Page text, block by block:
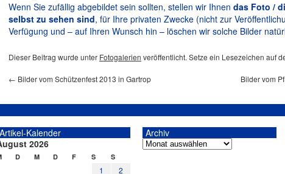
Wenn Sie zufällig abgebildet sein sollten, stellen wir Ihnen das Foto /
selbst zu sehen sind, für Ihre privaten Zwecke (nicht zur
Verfügung und – auf Ihren Wunsch hin – löschen wir solche Bilder
Dieser Beitrag wurde unter Fotogalerien veröffentlicht. Setze ein Lesezeichen auf
← Bilder vom Schützenfest 2013 in Gartrop Bilder vom
Artikel-Kalender
2026
D M D F S S
1 2
Archiv